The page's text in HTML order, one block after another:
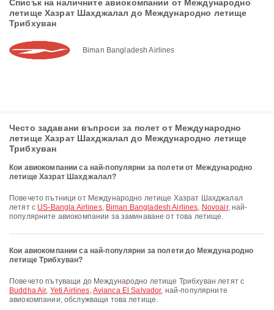
Списък на наличните авиокомпании от Международно
летище Хазрат Шахджалал до Международно летище
Трибхуван
Biman Bangladesh Airlines
Често задавани въпроси за полет от Международно
летище Хазрат Шахджалал до Международно летище
Трибхуван
Кои авиокомпании са най-популярни за полети от Международно
летище Хазрат Шахджалал?
Повечето пътници от Международно летище Хазрат Шахджалал
летят с US-Bangla Airlines, Biman Bangladesh Airlines, Novoair, най-
популярните авиокомпании за заминаване от това летище.
Кои авиокомпании са най-популярни за полети до Международно
летище Трибхуван?
Повечето пътуващи до Международно летище Трибхуван летят с
Buddha Air, Yeti Airlines,Avianca El Salvador, най-популярните
авиокомпании, обслужващи това летище.